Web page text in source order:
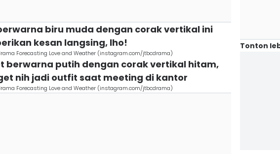
biru muda dengan corak vertikal ini
kesan langsing, lho!
Forecasting Love and Weather (instagram.com/jtbcdrama)
berwarna putih dengan corak vertikal hitam,
nih jadi outfit saat meeting di kantor
Forecasting Love and Weather (instagram.com/jtbcdrama)
Tonton